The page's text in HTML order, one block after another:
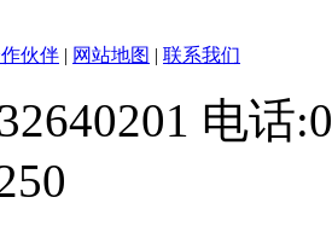
伙伴 | 网站地图 | 联系我们
电话